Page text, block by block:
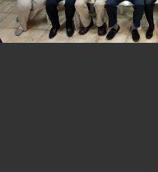
總統接受「法新
外交部長林佳龍